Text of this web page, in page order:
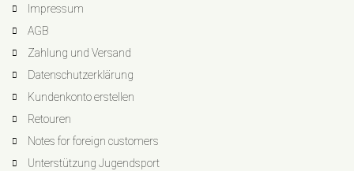
Impressum
AGB
Zahlung und Versand
Datenschutzerklärung
Kundenkonto erstellen
Retouren
Notes for foreign customers
Unterstützung Jugendsport